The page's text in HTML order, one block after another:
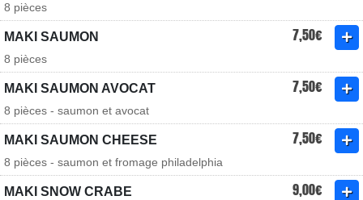
8 pièces
MAKI SAUMON 7,50€
8 pièces
MAKI SAUMON AVOCAT 7,50€
8 pièces - saumon et avocat
MAKI SAUMON CHEESE 7,50€
8 pièces - saumon et fromage philadelphia
MAKI SNOW CRABE 9,00€